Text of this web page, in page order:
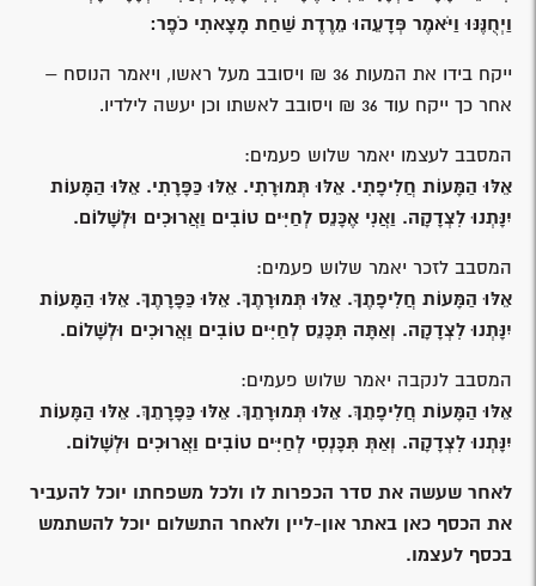
וַיְחֻנֶּנּוּ וַיֹּאמֶר פְּדָעֵהוּ מֵרֶדֶת שַׁחַת מָצָאתִי כֹפֶר:
ייקח בידו את המעות 36 ₪ ויסובב מעל ראשו, ויאמר הנוסח –
אחר כך ייקח עוד 36 ₪ ויסובב לאשתו וכן יעשה לילדיו.
המסבב לעצמו יאמר שלוש פעמים:
אֵלּוּ הַמָּעוֹת חֲלִיפָתִי. אֵלּוּ תְּמוּרָתִי. אֵלּוּ כַּפָּרָתִי. אֵלּוּ הַמָּעוֹת
יִנָּתְנוּ לִצְדָקָה. וַאֲנִי אֶכָּנֵס לְחַיִּים טוֹבִים וַאֲרוּכִים וּלְשָׁלוֹם.
המסבב לזכר יאמר שלוש פעמים:
אֵלּוּ הַמָּעוֹת חֲלִיפָתֶךָ. אֵלּוּ תְּמוּרָתֶךָ. אֵלּוּ כַּפָּרָתֶךָ. אֵלּוּ הַמָּעוֹת
יִנָּתְנוּ לִצְדָקָה. וְאַתָּה תִּכָּנֵס לְחַיִּים טוֹבִים וַאֲרוּכִים וּלְשָׁלוֹם.
המסבב לנקבה יאמר שלוש פעמים:
אֵלּוּ הַמָּעוֹת חֲלִיפָתֵךְ. אֵלּוּ תְּמוּרָתֵךְ. אֵלּוּ כַּפָּרָתֵךְ. אֵלּוּ הַמָּעוֹת
יִנָּתְנוּ לִצְדָקָה. וְאַתְּ תִּכָּנְסִי לְחַיִּים טוֹבִים וַאֲרוּכִים וּלְשָׁלוֹם.
לאחר שעשה את סדר הכפרות לו ולכל משפחתו יוכל להעביר
את הכסף כאן באתר און-ליין ולאחר התשלום יוכל להשתמש
בכסף לעצמו.